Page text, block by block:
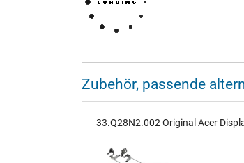
Zubehör, passende
33.Q28N2.002 Original Acer